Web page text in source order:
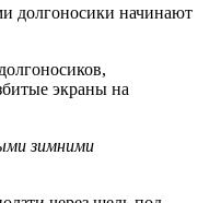
долгоносики начинают
экраны на
зимними